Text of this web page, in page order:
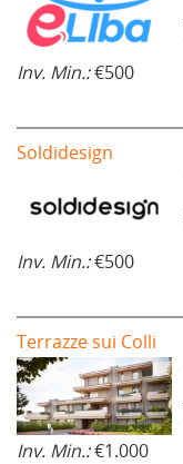
Inv. Min.:€500
Soldidesign
Inv. Min.:€500
Terrazze sui Colli
Inv. Min.:€1.000